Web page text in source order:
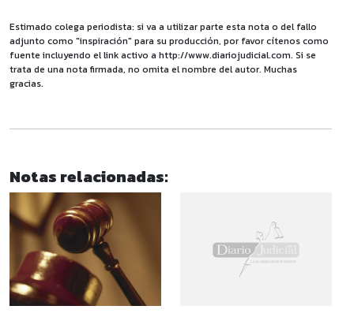
Estimado colega periodista: si va a utilizar parte esta nota o del fallo
adjunto como "inspiración" para su producción, por favor cítenos como
fuente incluyendo el link activo a http://www.diariojudicial.com. Si se
trata de una nota firmada, no omita el nombre del autor. Muchas
gracias.
Notas relacionadas: